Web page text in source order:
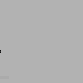
προϊόντα